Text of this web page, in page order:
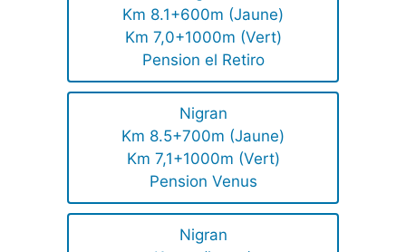
Km 8.1+600m (Jaune)
Km 7,0+1000m (Vert)
Pension el Retiro
Nigran
Km 8.5+700m (Jaune)
Km 7,1+1000m (Vert)
Pension Venus
Nigran